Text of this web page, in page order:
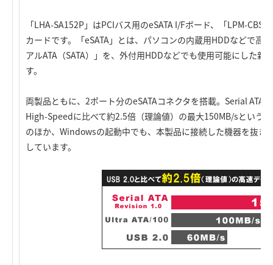
「LHA-SA152P」はPCIバス用のeSATA I/Fボード、「LPM-
カードです。「eSATA」とは、パソコンの内蔵用HDDなどで高
アルATA（SATA）」を、外付用HDDなどでも使用可能にした新
す。
両製品ともに、2ポート分のeSATAコネクタを搭載。Serial ATA
High-Speedに比べて約2.5倍（理論値）の最大150MB/sという
のほか、Windowsの起動中でも、本製品に接続した機器を抜き
しています。